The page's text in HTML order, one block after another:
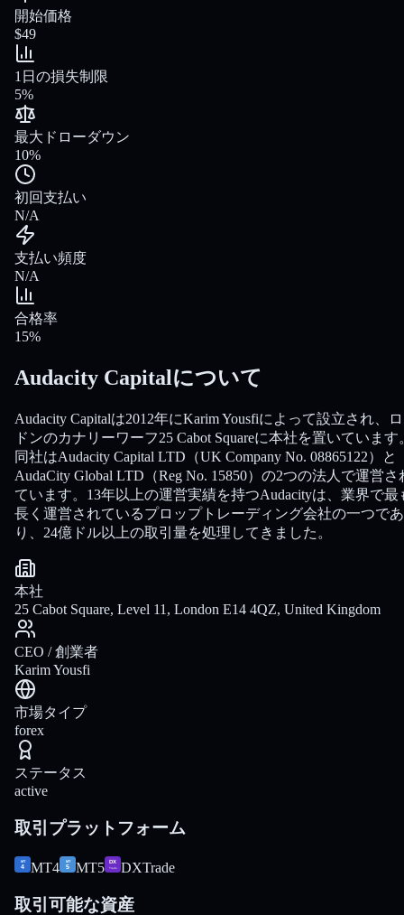
開始価格
$49
1日の損失制限
5%
最大ドローダウン
10%
初回支払い
N/A
支払い頻度
N/A
合格率
15%
Audacity Capitalについて
Audacity Capitalは2012年にKarim Yousfiによって設立され、
ドンのカナリーワーフ25 Cabot Squareに本社を置いています
同社はAudacity Capital LTD（UK Company No. 08865122）と
AudaCity Global LTD（Reg No. 15850）の2つの法人で運営さ
ています。13年以上の運営実績を持つAudacityは、業界で最
長く運営されているプロップトレーディング会社の一つであ
り、24億ドル以上の取引量を処理してきました。
本社
25 Cabot Square, Level 11, London E14 4QZ, United Kingdom
CEO / 創業者
Karim Yousfi
市場タイプ
forex
ステータス
active
取引プラットフォーム
MT4 MT5 DXTrade
取引可能な資産